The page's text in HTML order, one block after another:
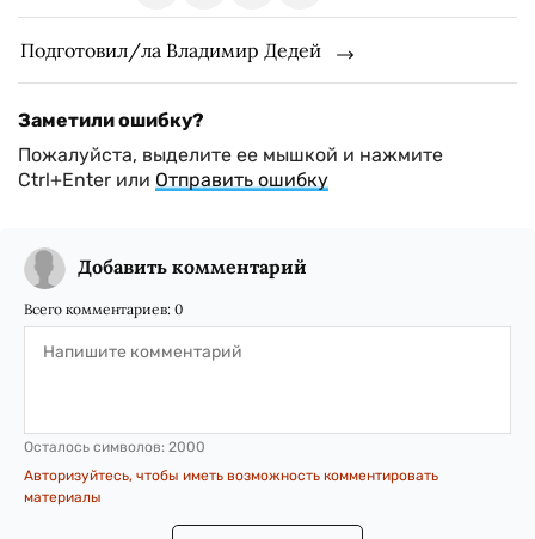
Подготовил/ла Владимир Дедей
Заметили ошибку?
Пожалуйста, выделите ее мышкой и нажмите
Ctrl+Enter или Отправить ошибку
Добавить комментарий
Всего комментариев: 0
Осталось символов: 2000
Авторизуйтесь, чтобы иметь возможность комментировать
материалы